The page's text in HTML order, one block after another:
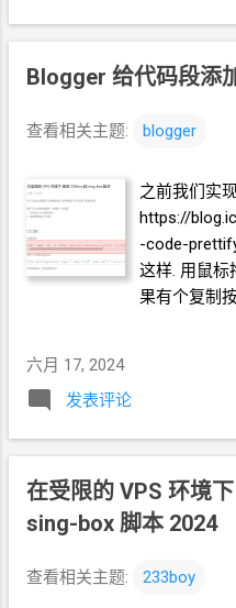
别代码的功
有下面这样
ighlight.js/
src='https://
ghlight.js/
识别准确,
运行了. 对 JS
之后,
Blogger 给代码段添
查看相关主题: blogger
之前我们实
https://
-code-
这样. 用鼠标
果有个复制
六月 17, 2024
发表评论
在受限的 VPS 环境
sing-box 脚本 2024
查看相关主题: 233boy